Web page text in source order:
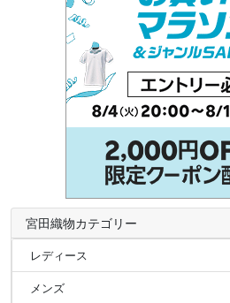
宮田織物カテゴリー
レディース
メンズ